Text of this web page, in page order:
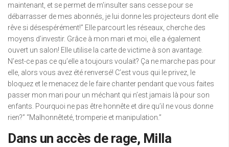
maintenant, et se permet de m’insulter sans cesse pour se
débarrasser de mes abonnés, je lui donne les projecteurs dont elle
rêve si désespérément!” Elle parcourt les réseaux, cherche des
moyens d’investir. Grâce à mon mari et moi, elle a également
ouvert un salon! Elle utilise la carte de victime à son avantage.
N’est-ce pas ce qu’elle a toujours voulait? Ça ne marche pas pour
elle, alors vous avez été renversé! C’est vous qui le privez, le
bloquez et le menacez de le faire chanter pendant que vous faites
passer mon mari pour un méchant qui n’est jamais là pour son
enfants. Pourquoi ne pas être honnête et dire qu’il ne vous donne
rien?” “Malhonnêteté, tromperie et manipulation.”
Dans un accès de rage, Milla